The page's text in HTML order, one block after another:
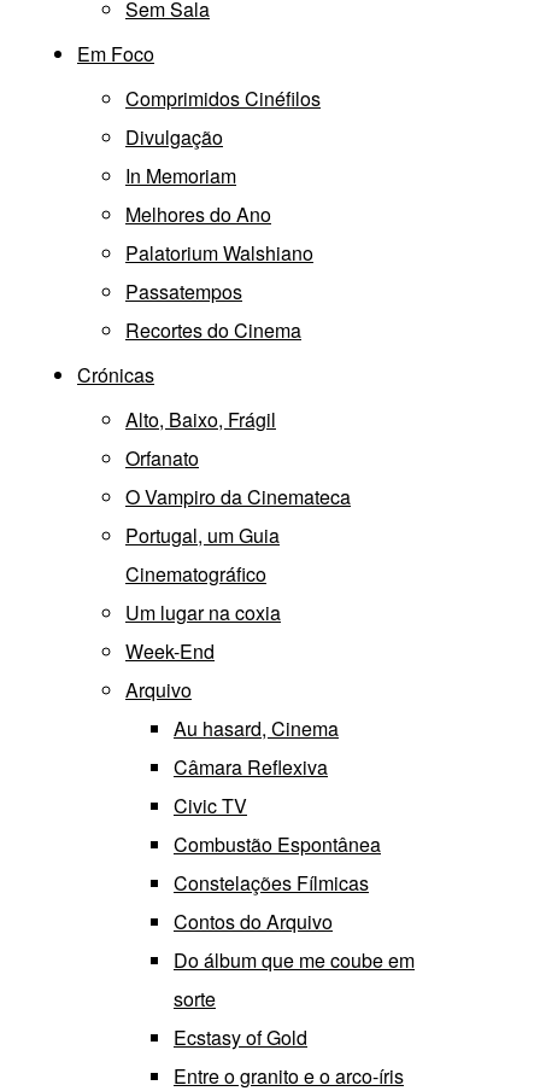
Sem Sala
Em Foco
Comprimidos Cinéfilos
Divulgação
In Memoriam
Melhores do Ano
Palatorium Walshiano
Passatempos
Recortes do Cinema
Crónicas
Alto, Baixo, Frágil
Orfanato
O Vampiro da Cinemateca
Portugal, um Guia
Cinematográfico
Um lugar na coxia
Week-End
Arquivo
Au hasard, Cinema
Câmara Reflexiva
Civic TV
Combustão Espontânea
Constelações Fílmicas
Contos do Arquivo
Do álbum que me coube em
sorte
Ecstasy of Gold
Entre o granito e o arco-íris